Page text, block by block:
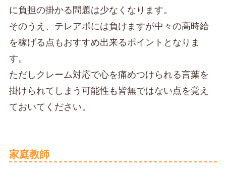
に負担の掛かる問題は少なくなります。
そのうえ、テレアポには負けますが中々の高時給
を稼げる点もおすすめ出来るポイントとなりま
す。
ただしクレーム対応で心を痛めつけられる言葉を
掛けられてしまう可能性も皆無ではない点を覚え
ておいてください。
家庭教師